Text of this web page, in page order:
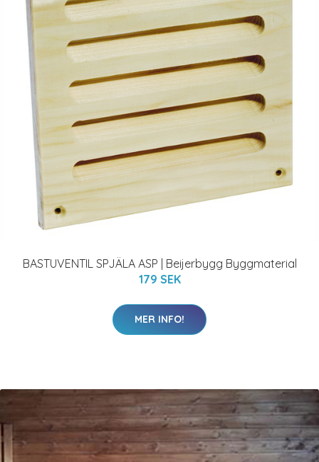
BASTUVENTIL SPJÄLA ASP | Beijerbygg Byggmaterial
179 SEK
MER INFO!